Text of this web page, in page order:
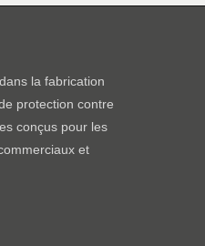
la fabrication
protection contre
conçus pour les
et